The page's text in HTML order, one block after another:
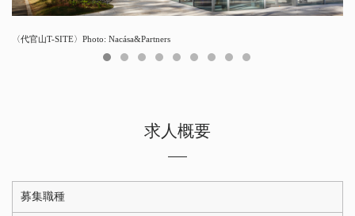
〈代官山T-SITE〉Photo: Nacása&Partners
〈星野リゾート リゾナーレ下関〉Photo: Nacása&Partners
〈星野リゾート リゾナーレ下関〉Photo: Nacása&Partners
〈Ginza Place〉Photo: Nacása&Partners
〈Toggle Hotel Suidobashi〉Photo: SS Tokyo
〈軽井沢コモングラウンズ〉Photo: Nacása&Partners
〈星野リゾート リゾナーレ那須 POKO POKO〉Photo: Brian Scott Peterson
〈Open House〉Photo: SpaceShift
〈Fender Flagship Tokyo〉Photo: Nacása&Partners
求人概要
募集職種